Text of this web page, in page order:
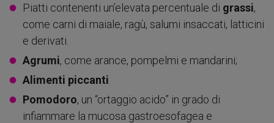
Piatti contenenti un’elevata percentuale di grassi,
come carni di maiale, ragù, salumi insaccati, latticini
e derivati.
Agrumi, come arance, pompelmi e mandarini;
Alimenti piccanti
Pomodoro, un “ortaggio acido” in grado di
infiammare la mucosa gastroesofagea e